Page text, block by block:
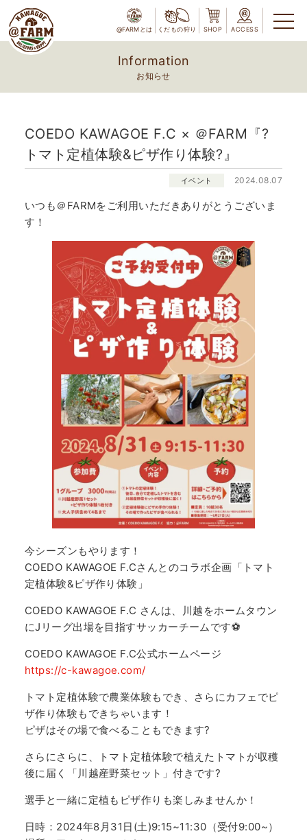
@FARMとは くだもの狩り SHOP ACCESS
Information
お知らせ
COEDO KAWAGOE F.C × ＠FARM『?
トマト定植体験&ピザ作り体験?』
イベント 2024.08.07
いつも＠FARMをご利用いただきありがとうございま
す！
今シーズンもやります！
COEDO KAWAGOE F.Cさんとのコラボ企画「トマト
定植体験&ピザ作り体験」
COEDO KAWAGOE F.C さんは、川越をホームタウン
にJリーグ出場を目指すサッカーチームです⚽️
COEDO KAWAGOE F.C公式ホームページ
https://c-kawagoe.com/
トマト定植体験で農業体験もでき、さらにカフェでピ
ザ作り体験もできちゃいます！
ピザはその場で食べることもできます?
さらにさらに、トマト定植体験で植えたトマトが収穫
後に届く「川越産野菜セット」付きです?
選手と一緒に定植もピザ作りも楽しみませんか！
日時：2024年8月31日(土)9:15~11:30（受付9:00~）